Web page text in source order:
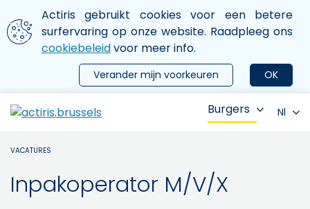
Aller au contenu principal
We gebruiken cookies
Actiris gebruikt cookies voor een betere
surfervaring op onze website. Raadpleeg ons
cookiebeleidvoor meer info.
OK
Verander mijn voorkeuren
le menu
Burgers Nl
VACATURES
Inpakoperator M/V/X